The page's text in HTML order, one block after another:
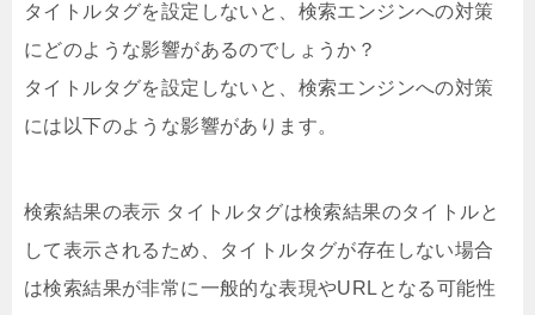
タイトルタグを設定しないと、検索エンジンへの対策
にどのような影響があるのでしょうか？
タイトルタグを設定しないと、検索エンジンへの対策
には以下のような影響があります。
検索結果の表示 タイトルタグは検索結果のタイトルと
して表示されるため、タイトルタグが存在しない場合
は検索結果が非常に一般的な表現やURLとなる可能性